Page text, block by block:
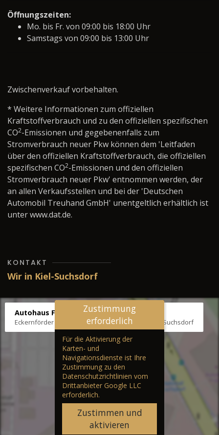
Öffnungszeiten:
Mo. bis Fr. von 09:00 bis 18:00 Uhr
Samstags von 09:00 bis 13:00 Uhr
Zwischenverkauf vorbehalten.
* Weitere Informationen zum offiziellen
Kraftstoffverbrauch und zu den offiziellen spezifischen
CO2-Emissionen und gegebenenfalls zum
Stromverbrauch neuer Pkw können dem 'Leitfaden
über den offiziellen Kraftstoffverbrauch, die offiziellen
spezifischen CO2-Emissionen und den offiziellen
Stromverbrauch neuer Pkw' entnommen werden, der
an allen Verkaufsstellen und bei der 'Deutschen
Automobil Treuhand GmbH' unentgeltlich erhältlich ist
unter www.dat.de.
KONTAKT
Wir in Kiel-Suchsdorf
Autohaus Fräter
Eckernförder Str. /Klausbrooker Weg 1, 24107 Kiel-Suchsdorf
Zustimmung
erforderlich
Für die Aktivierung der
Karten- und
Navigationsdienste ist Ihre
Zustimmung zu den
Datenschutzrichtlinien vom
Drittanbieter Google LLC
erforderlich.
Zustimmen und
aktivieren